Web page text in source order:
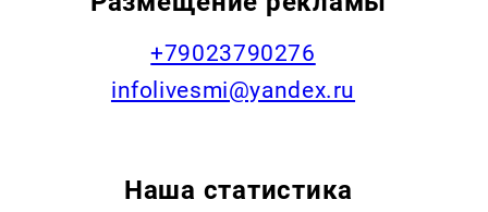
+79023790276
infolivesmi@yandex.ru
Наша статистика